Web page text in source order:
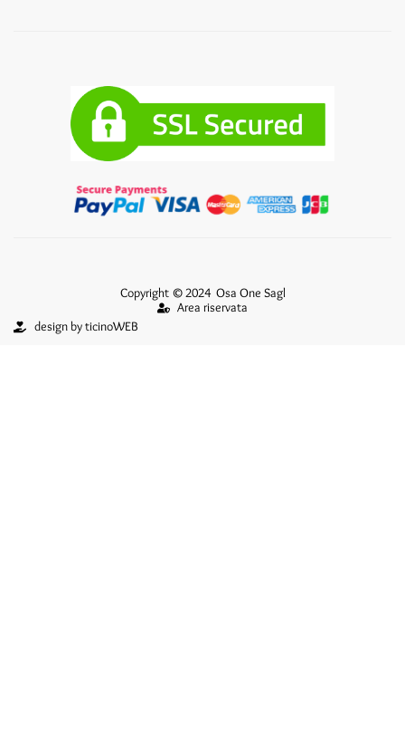
Copyright © 2024 Osa One Sagl
Area riservata
design by ticinoWEB